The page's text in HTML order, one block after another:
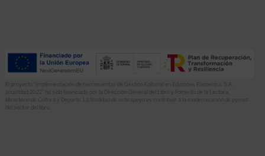
El proyecto “Implementación de herramientas de Gestión Editorial en Ediciones Encuentro, S.A.
anualidad 2022” ha sido financiado por la Dirección General del Libro y Fomento de la Lectura,
Ministerio de Cultura y Deporte. La finalidad de este apoyo es contribuir a la modernización de pymes
del sector del libro.